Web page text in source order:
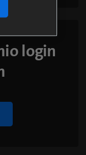
login